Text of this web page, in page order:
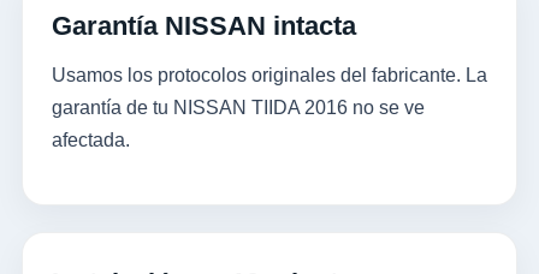
Garantía NISSAN intacta
Usamos los protocolos originales del fabricante. La
garantía de tu NISSAN TIIDA 2016 no se ve
afectada.